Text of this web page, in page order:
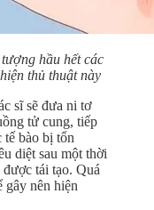
hầu hết các
thủ thuật này
sĩ sẽ đưa ni tơ
tử cung, tiếp
bào bị tổn
diệt sau một thời
được tái tạo. Quá
gây nên hiện